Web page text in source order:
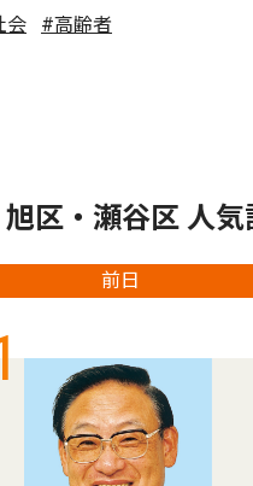
会 #高齢者
旭区・瀬谷区 人
前日